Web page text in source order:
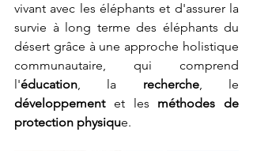
vivant avec les éléphants et d'assurer la
survie à long terme des éléphants du
désert grâce à une approche holistique
communautaire, qui comprend
l'éducation, la recherche
développement et les méthodes de
protection physique.